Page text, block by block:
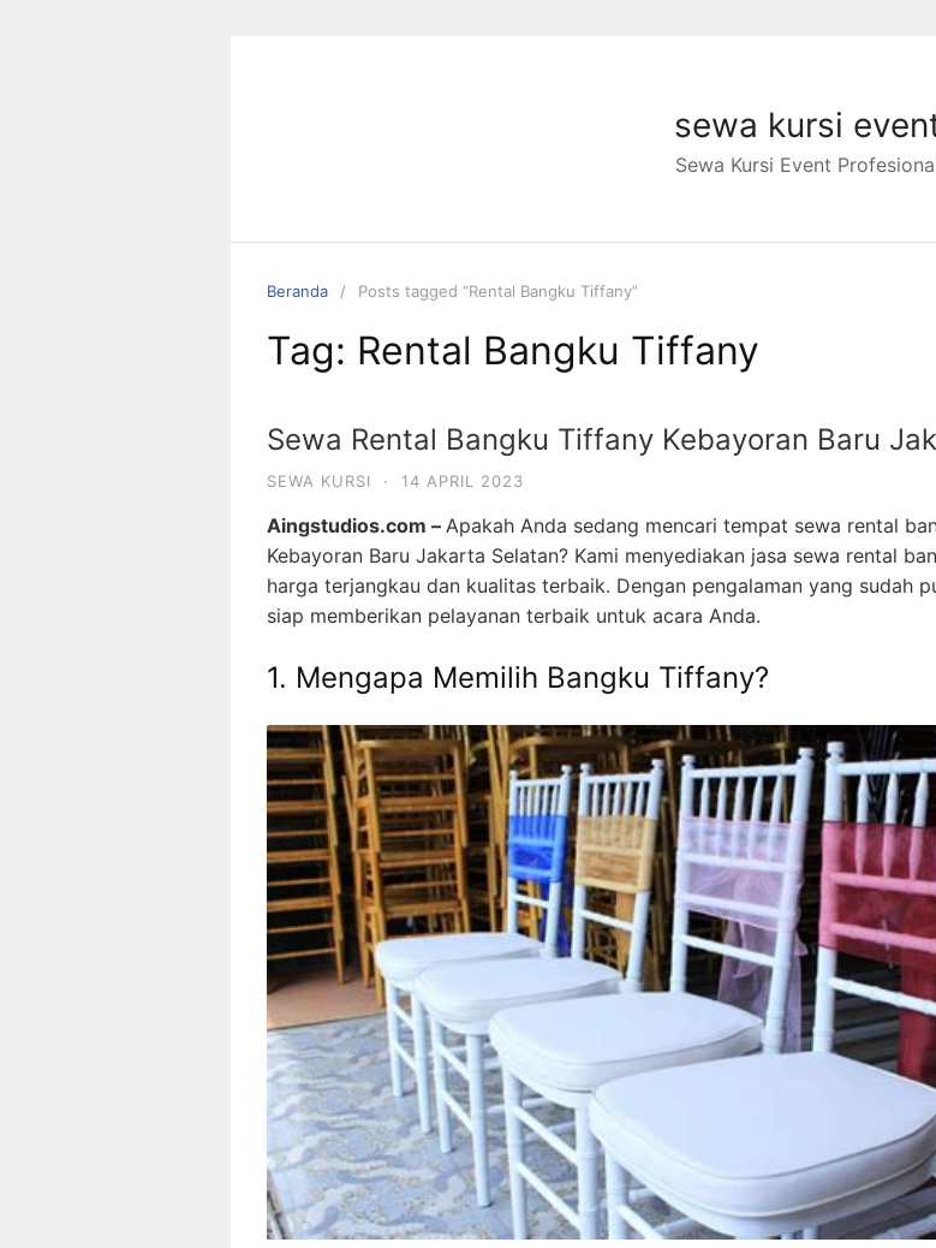
sewa kursi
Sewa Kursi Event
Beranda Posts tagged “Rental Bangku Tiffany”
Tag: Rental Bangku Tiffany
Sewa Rental Bangku Tiffany Kebayoran Baru
SEWA KURSI · 14 APRIL 2023
Aingstudios.com – Apakah Anda sedang mencari tempat sewa rental
Kebayoran Baru Jakarta Selatan? Kami menyediakan jasa sewa rental
harga terjangkau dan kualitas terbaik. Dengan pengalaman yang sudah
siap memberikan pelayanan terbaik untuk acara Anda.
1. Mengapa Memilih Bangku Tiffany?